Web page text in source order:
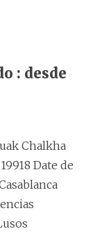
: desde
Chalkha
Date de